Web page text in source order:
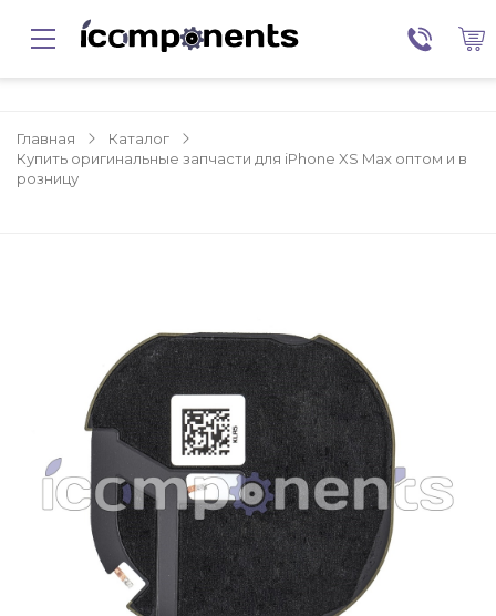
Главная
Каталог
Купить оригинальные запчасти для iPhone XS Max оптом и в
розницу